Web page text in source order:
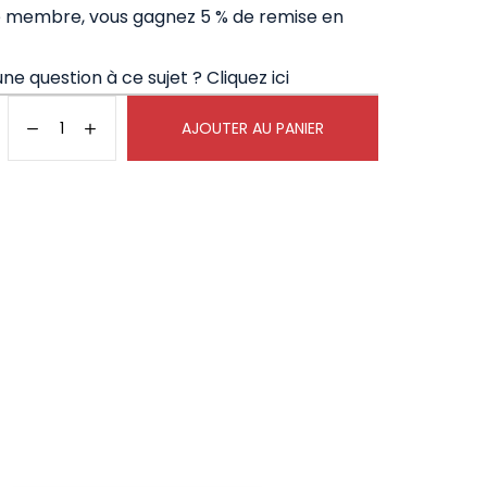
vous gagnez 5 % de remise en
question à ce sujet ?Cliquez ici
AJOUTER AU PANIER